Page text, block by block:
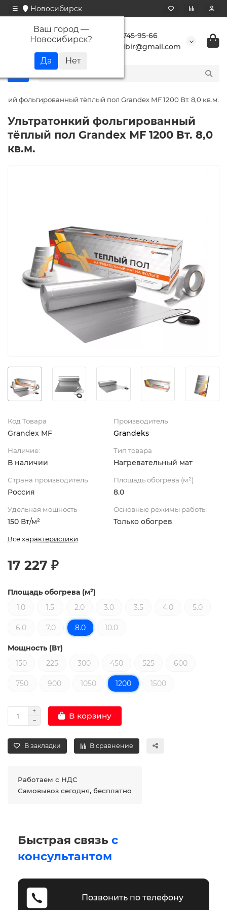
Новосибирск
Ваш город —
Новосибирск?
+7 923 745-95-66
buransibir@gmail.com
фольгированный тёплый пол Grandex MF 1200 Вт. 8,0 кв.м.
Ультратонкий фольгированный
тёплый пол Grandex MF 1200 Вт. 8,0
кв.м.
Код Товара
Grandex MF
Производитель
Grandeks
Наличие:
В наличии
Тип товара
Нагревательный мат
Страна производитель
Россия
Площадь обогрева (м²)
8.0
Удельная мощность
150 Вт/м²
Основные режимы работы
Только обогрев
Все характеристики
17 227 ₽
Площадь обогрева (м²)
1.0
1.5 2.0 3.0 3.5 4.0 5.0
6.0 7.0 8.0 10.0
Мощность (Вт)
150
225 300 450 525 600
750 900 1050 1200 1500
В корзину
В закладки В сравнение
Работаем с НДС
Самовывоз сегодня, бесплатно
Быстрая связь с
консультантом
Позвонить по телефону